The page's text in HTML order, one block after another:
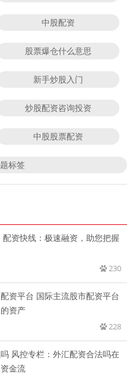
中股配资
股票爆仓什么意思
新手炒股入门
炒股配资咨询投资
中股股票配资
标签
资快线：极速融资，助您把握
230
资平台 国际主流股市配资平台
资产
228
风控专栏：外汇配资合法吗在
金流